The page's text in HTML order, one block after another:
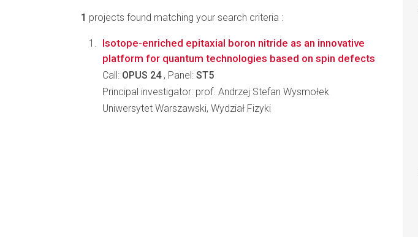
1 projects found matching your search criteria :
Isotope-enriched epitaxial boron nitride as an innovative
platform for quantum technologies based on spin defects
Call: OPUS 24, Panel: ST5
Principal investigator: prof. Andrzej Stefan Wysmołek
Uniwersytet Warszawski, Wydział Fizyki